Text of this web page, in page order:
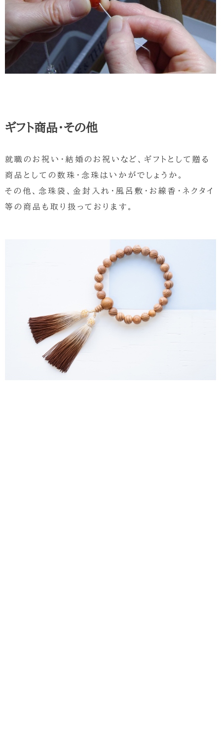
ギフト商品・その他
就職のお祝い・結婚のお祝いなど、ギフトとして贈る
商品としての数珠・念珠はいかがでしょうか。
その他、念珠袋、金封入れ・風呂敷・お線香・ネクタイ
等の商品も取り扱っております。